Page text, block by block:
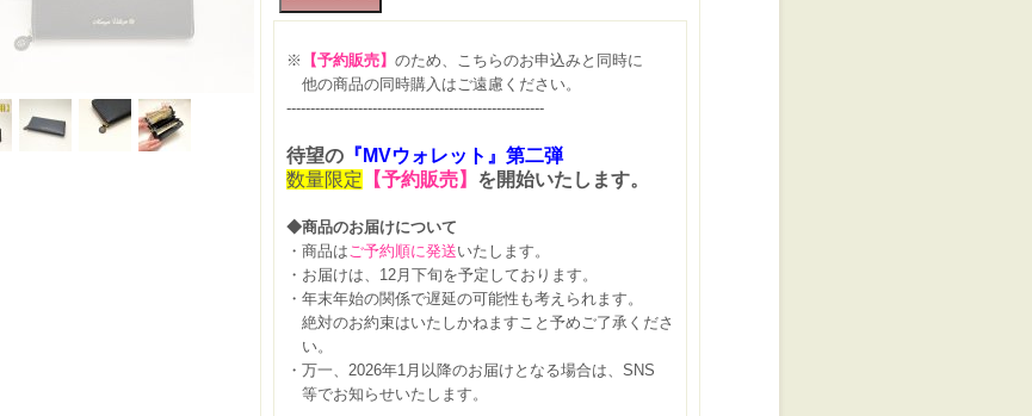
※ 【予約販売】 のため、こちらのお申込みと同時に
他の商品の同時購入はご遠慮ください。
------------------------------------------------------
待望の 『MVウォレット』第二弾
数量限定 【予約販売】 を開始いたします。
◆商品のお届けについて
・商品はご予約順に発送いたします。
・お届けは、12月下旬を予定しております。
・年末年始の関係で遅延の可能性も考えられます。
絶対のお約束はいたしかねますこと予めご了承くださ
い。
・万一、2026年1月以降のお届けとなる場合は、SNS
等でお知らせいたします。